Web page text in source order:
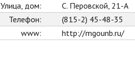
Улица, дом:
С. Перовской, 21-А
Телефон:
(815-2) 45-48-35
www:
http://mgounb.ru/